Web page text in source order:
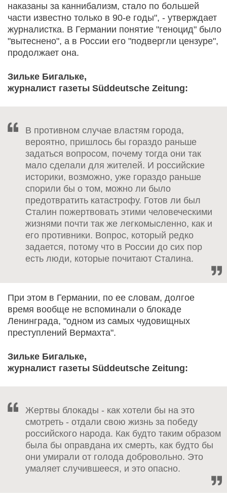
наказаны за каннибализм, стало по большей
части известно только в 90-е годы", - утверждает
журналистка. В Германии понятие "геноцид" было
"вытеснено", а в России его "подвергли цензуре",
продолжает она.
Зильке Бигальке,
журналист газеты Süddeutsche Zeitung:
В противном случае властям города,
вероятно, пришлось бы гораздо раньше
задаться вопросом, почему тогда они так
мало сделали для жителей. И российские
историки, возможно, уже гораздо раньше
спорили бы о том, можно ли было
предотвратить катастрофу. Готов ли был
Сталин пожертвовать этими человеческими
жизнями почти так же легкомысленно, как и
его противники. Вопрос, который редко
задается, потому что в России до сих пор
есть люди, которые почитают Сталина.
При этом в Германии, по ее словам, долгое
время вообще не вспоминали о блокаде
Ленинграда, "одном из самых чудовищных
преступлений Вермахта".
Зильке Бигальке,
журналист газеты Süddeutsche Zeitung:
Жертвы блокады - как хотели бы на это
смотреть - отдали свою жизнь за победу
российского народа. Как будто таким образом
была бы оправдана их смерть, как будто бы
они умирали от голода добровольно. Это
умаляет случившееся, и это опасно.